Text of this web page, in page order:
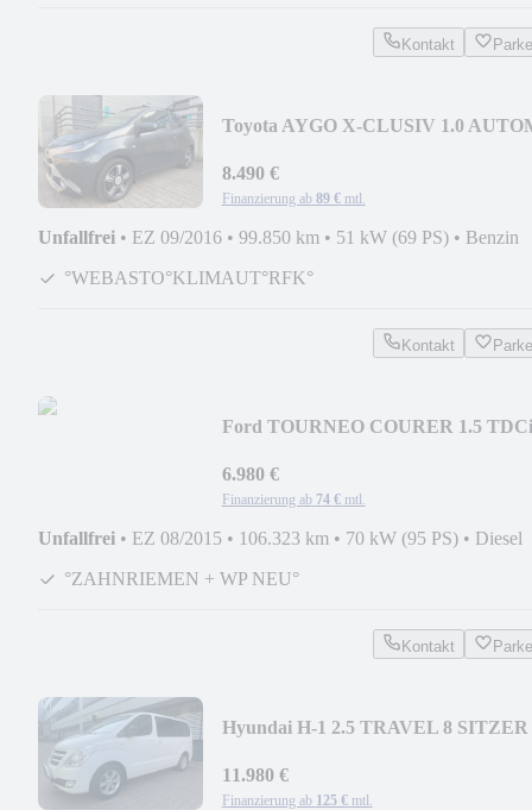
Kontakt
Toyota AYGO X-CLUSIV 1.0
8.490 €
Finanzierung ab 89 € mtl.
Unfallfrei • EZ 09/2016 • 99.850 km • 51 kW (69 PS) • Benzin
°WEBASTO°KLIMAUT°RFK°
Kontakt
Ford TOURNEO COURER 1.5 TDCi
6.980 €
Finanzierung ab 74 € mtl.
Unfallfrei • EZ 08/2015 • 106.323 km • 70 kW (95 PS) • Diesel
°ZAHNRIEMEN + WP NEU°
Kontakt
Hyundai H-1 2.5 TRAVEL 8 SITZER
11.980 €
Finanzierung ab 125 € mtl.